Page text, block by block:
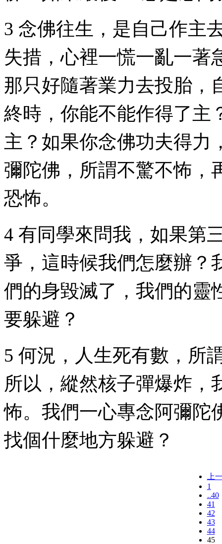
3 念佛往生，是自己作主
失措，心裡一慌一亂一著
那只好隨著業力去投胎，
終時，你能不能作得了主
主？如果你念佛功夫得力
彌陀佛，所謂不驚不怖，
恐怖。
4 有同學來問我，如果第
爭，這時候我們怎麼辦？
們的身毀滅了，我們的靈
要躲避？
5 何況，人生死有數，所
所以，縱然核子彈爆炸，
怖。我們一心專念阿彌陀
找個什麼地方躲避？
上
1
..40
41
42
43
44
45